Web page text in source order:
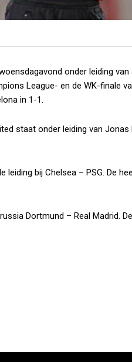
onder leiding van
League- en de WK-finale
in 1-1.
staat onder leiding van
bij Chelsea – PSG. De
Dortmund – Real Madrid.